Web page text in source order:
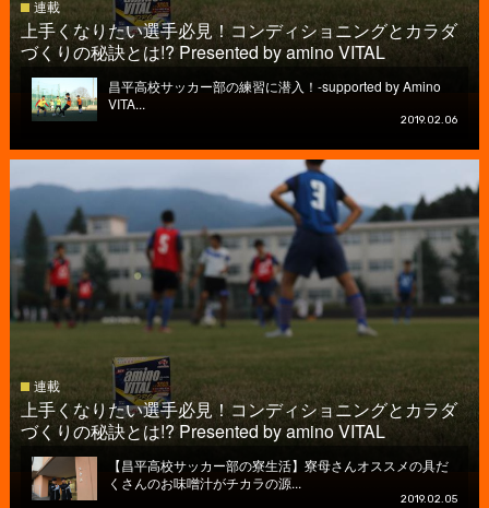
連載
上手くなりたい選手必見！コンディショニングとカラダ
づくりの秘訣とは!? Presented by amino VITAL
昌平高校サッカー部の練習に潜入！-supported by Amino
VITA...
2019.02.06
連載
上手くなりたい選手必見！コンディショニングとカラダ
づくりの秘訣とは!? Presented by amino VITAL
【昌平高校サッカー部の寮生活】寮母さんオススメの具だ
くさんのお味噌汁がチカラの源...
2019.02.05